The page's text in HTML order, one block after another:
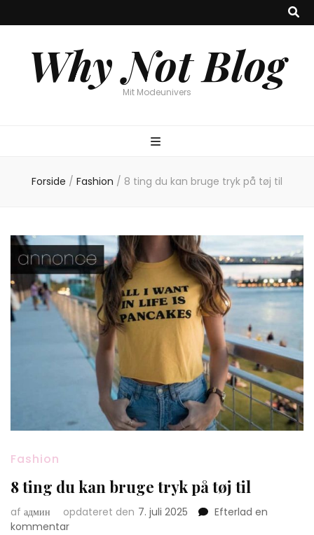
Why Not Blog
Mit Modeunivers
Forside / Fashion / 8 ting du kan bruge tryk på tøj til
Fashion
8 ting du kan bruge tryk på tøj til
af админ opdateret den 7. juli 2025
Efterlad en
kommentaron